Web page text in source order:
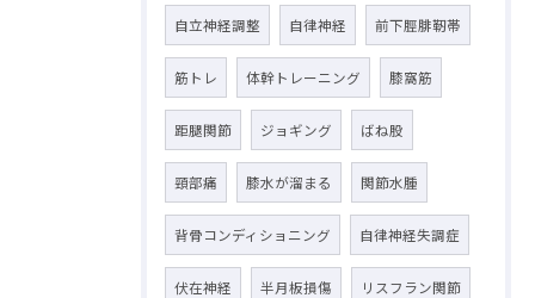
自立神経調整 自律神経 前下脛腓靭帯
筋トレ 体幹トレーニング 膝窩筋
距腿関節 ジョギング ばね股
頸部痛 膝水が溜まる 関節水腫
背骨コンディショニング 自律神経失調症
伏在神経 半月板損傷 リスフラン関節